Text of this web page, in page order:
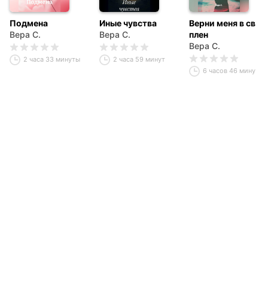
Подмена
Вера С.
2 часа 33 минуты
Иные чувства
Вера С.
2 часа 59 минут
Верни меня в свой
плен
Вера С.
6 часов 46 минут